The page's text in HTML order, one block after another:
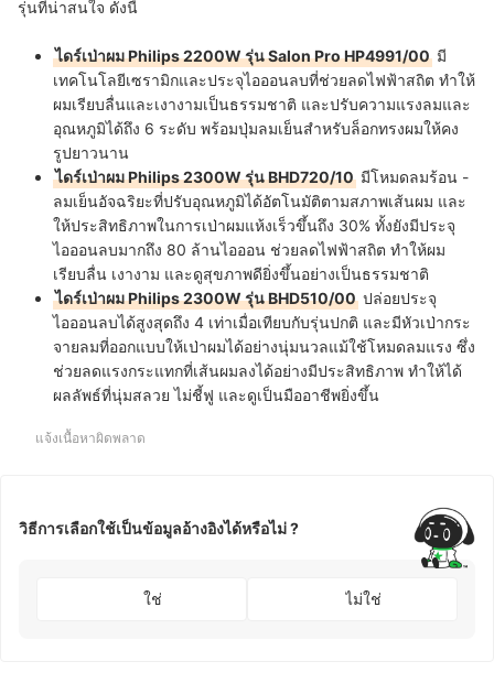
รุ่นที่น่าสนใจ ดังนี้
ไดร์เป่าผม Philips 2200W รุ่น Salon Pro HP4991/00 มี
เทคโนโลยีเซรามิกและประจุไอออนลบที่ช่วยลดไฟฟ้าสถิต ทำให้
ผมเรียบลื่นและเงางามเป็นธรรมชาติ และปรับความแรงลมและ
อุณหภูมิได้ถึง 6 ระดับ พร้อมปุ่มลมเย็นสำหรับล็อกทรงผมให้คง
รูปยาวนาน
ไดร์เป่าผม Philips 2300W รุ่น BHD720/10 มีโหมดลมร้อน -
ลมเย็นอัจฉริยะที่ปรับอุณหภูมิได้อัตโนมัติตามสภาพเส้นผม และ
ให้ประสิทธิภาพในการเป่าผมแห้งเร็วขึ้นถึง 30% ทั้งยังมีประจุ
ไอออนลบมากถึง 80 ล้านไอออน ช่วยลดไฟฟ้าสถิต ทำให้ผม
เรียบลื่น เงางาม และดูสุขภาพดียิ่งขึ้นอย่างเป็นธรรมชาติ
ไดร์เป่าผม Philips 2300W รุ่น BHD510/00 ปล่อยประจุ
ไอออนลบได้สูงสุดถึง 4 เท่าเมื่อเทียบกับรุ่นปกติ และมีหัวเป่ากระ
จายลมที่ออกแบบให้เป่าผมได้อย่างนุ่มนวลแม้ใช้โหมดลมแรง ซึ่ง
ช่วยลดแรงกระแทกที่เส้นผมลงได้อย่างมีประสิทธิภาพ ทำให้ได้
ผลลัพธ์ที่นุ่มสลวย ไม่ชี้ฟู และดูเป็นมืออาชีพยิ่งขึ้น
แจ้งเนื้อหาผิดพลาด
วิธีการเลือกใช้เป็นข้อมูลอ้างอิงได้หรือไม่ ?
ใช่ ไม่ใช่